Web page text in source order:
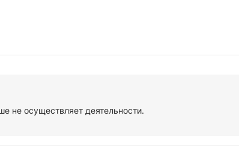
не осуществляет деятельности.